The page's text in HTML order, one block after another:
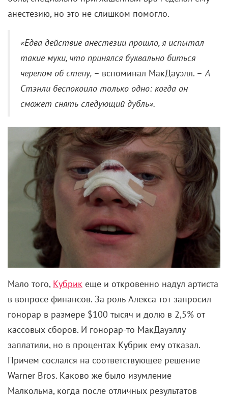
анестезию, но это не слишком помогло.
«Едва действие анестезии прошло, я испытал
такие муки, что принялся буквально биться
черепом об стену, – вспоминал МакДауэлл. – А
Стэнли беспокоило только одно: когда он
сможет снять следующий дубль».
Мало того, Кубрик еще и откровенно надул артиста
в вопросе финансов. За роль Алекса тот запросил
гонорар в размере $100 тысяч и долю в 2,5% от
кассовых сборов. И гонорар-то МакДауэллу
заплатили, но в процентах Кубрик ему отказал.
Причем сослался на соответствующее решение
Warner Bros. Каково же было изумление
Малкольма, когда после отличных результатов